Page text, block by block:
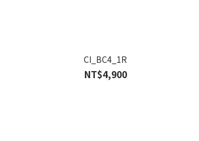
CI_BC4_1R
NT$4,900